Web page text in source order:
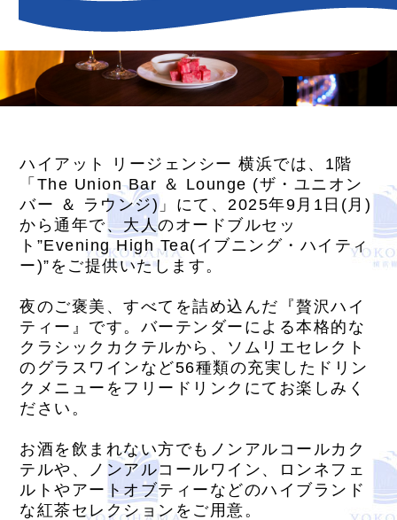
ハイアット リージェンシー 横浜では、1階
「The Union Bar ＆ Lounge (ザ・ユニオン
バー ＆ ラウンジ)」にて、2025年9月1日(月)
から通年で、大人のオードブルセッ
ト”Evening High Tea(イブニング・ハイティ
ー)”をご提供いたします。
夜のご褒美、すべてを詰め込んだ『贅沢ハイ
ティー』です。バーテンダーによる本格的な
クラシックカクテルから、ソムリエセレクト
のグラスワインなど56種類の充実したドリン
クメニューをフリードリンクにてお楽しみく
ださい。
お酒を飲まれない方でもノンアルコールカク
テルや、ノンアルコールワイン、ロンネフェ
ルトやアートオブティーなどのハイブランド
な紅茶セレクションをご用意。